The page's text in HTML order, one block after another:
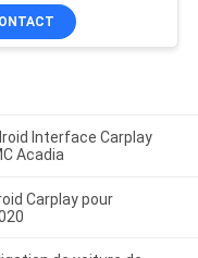
Réplication
portable,
Interface Carplay
Acadia
Carplay pour